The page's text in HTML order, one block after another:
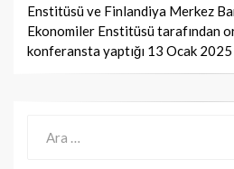
Enstitüsü ve Finlandiya Merkez
Ekonomiler Enstitüsü tarafından
konferansta yaptığı 13 Ocak 2025